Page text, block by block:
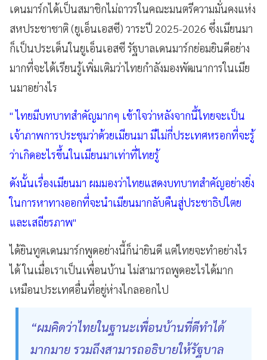
เดนมาร์กได้เป็นสมาชิกไม่ถาวรในคณะมนตรีความมั่นคงแห่ง
สหประชาชาติ (ยูเอ็นเอสซี) วาระปี 2025-2026 ซึ่งเมียนมา
ก็เป็นประเด็นในยูเอ็นเอสซี รัฐบาลเดนมาร์กย่อมยินดีอย่าง
มากที่จะได้เรียนรู้เพิ่มเติมว่าไทยกำลังมองพัฒนาการในเมีย
นมาอย่างไร
" ไทยมีบทบาทสำคัญมากๆ เข้าใจว่าหลังจากนี้ไทยจะเป็น
เจ้าภาพการประชุมว่าด้วยเมียนมา มีไม่กี่ประเทศหรอกที่จะรู้
ว่าเกิดอะไรขึ้นในเมียนมาเท่าที่ไทยรู้
ดังนั้นเรื่องเมียนมา ผมมองว่าไทยแสดงบทบาทสำคัญอย่างยิ่ง
ในการหาทางออกที่จะนำเมียนมากลับคืนสู่ประชาธิปไตย
และเสถียรภาพ"
ได้ยินทูตเดนมาร์กพูดอย่างนี้ก็น่ายินดี แต่ไทยจะทำอย่างไร
ได้ ในเมื่อเราเป็นเพื่อนบ้าน ไม่สามารถพูดอะไรได้มาก
เหมือนประเทศอื่นที่อยู่ห่างไกลออกไป
“ผมคิดว่าไทยในฐานะเพื่อนบ้านที่ดีทำได้
มากมาย รวมถึงสามารถอธิบายให้รัฐบาล